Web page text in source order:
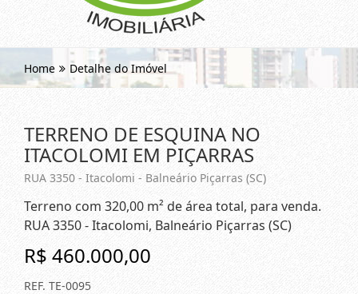
Home Detalhe do Imóvel
TERRENO DE ESQUINA NO
ITACOLOMI EM PIÇARRAS
RUA 3350 - Itacolomi - Balneário Piçarras (SC)
Terreno com 320,00 m² de área total, para venda.
RUA 3350 - Itacolomi, Balneário Piçarras (SC)
R$ 460.000,00
REF. TE-0095